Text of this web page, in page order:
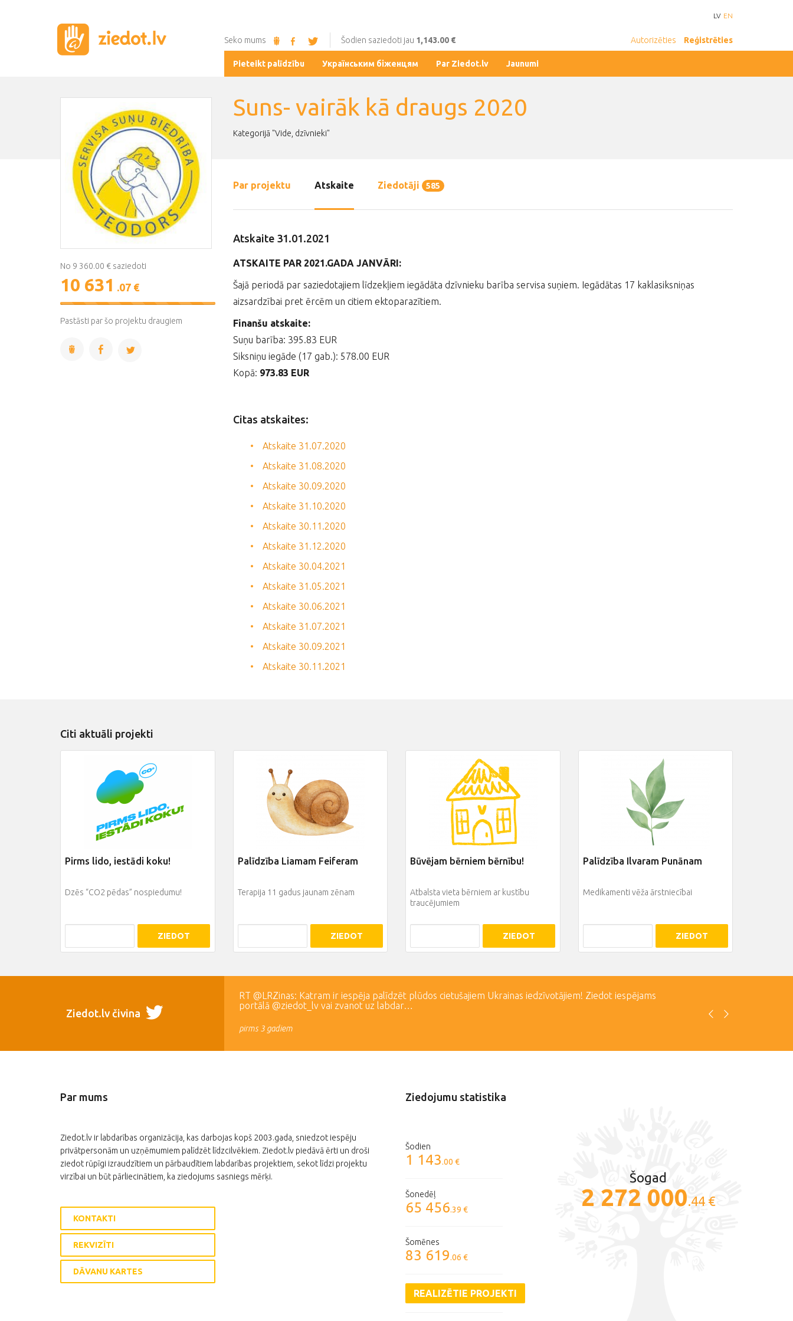
LV EN
Seko mums Šodien saziedoti jau 1,143.00 € Autorizēties Reģistrēties
Pieteikt palīdzību Українським біженцям Par Ziedot.lv Jaunumi
Suns- vairāk kā draugs 2020
Kategorijā "Vide, dzīvnieki"
No 9 360.00 € saziedoti
10 631 .07 €
114%
Complete
Pastāsti par šo projektu draugiem
Par projektu Atskaite Ziedotāji 585
Atskaite 31.01.2021
ATSKAITE PAR 2021.GADA JANVĀRI:
Šajā periodā par saziedotajiem līdzekļiem iegādāta dzīvnieku barība servisa suņiem. Iegādātas 17 kaklasiksniņas
aizsardzībai pret ērcēm un citiem ektoparazītiem.
Finanšu atskaite:
Suņu barība: 395.83 EUR
Siksniņu iegāde (17 gab.): 578.00 EUR
Kopā: 973.83 EUR
Citas atskaites:
Atskaite 31.07.2020
Atskaite 31.08.2020
Atskaite 30.09.2020
Atskaite 31.10.2020
Atskaite 30.11.2020
Atskaite 31.12.2020
Atskaite 30.04.2021
Atskaite 31.05.2021
Atskaite 30.06.2021
Atskaite 31.07.2021
Atskaite 30.09.2021
Atskaite 30.11.2021
Citi aktuāli projekti
Pirms lido, iestādi koku!
Dzēs “CO2 pēdas” nospiedumu!
ZIEDOT
Palīdzība Liamam Feiferam
Terapija 11 gadus jaunam zēnam
ZIEDOT
Būvējam bērniem bērnību!
Atbalsta vieta bērniem ar kustību
traucējumiem
ZIEDOT
Palīdzība Ilvaram Punānam
Medikamenti vēža ārstniecībai
ZIEDOT
Ziedot.lv čivina
RT @LRZinas: Katram ir iespēja palīdzēt plūdos cietušajiem Ukrainas iedzīvotājiem! Ziedot iespējams
portālā @ziedot_lv vai zvanot uz labdar…
pirms 3 gadiem
Par mums
Ziedot.lv ir labdarības organizācija, kas darbojas kopš 2003.gada, sniedzot iespēju
privātpersonām un uzņēmumiem palīdzēt līdzcilvēkiem. Ziedot.lv piedāvā ērti un droši
ziedot rūpīgi izraudzītiem un pārbaudītiem labdarības projektiem, sekot līdzi projektu
virzībai un būt pārliecinātiem, ka ziedojums sasniegs mērķi.
KONTAKTI
REKVIZĪTI
DĀVANU KARTES
Ziedojumu statistika
Šodien
1 143.00 €
Šonedēļ
65 456.39 €
Šomēnes
83 619.06 €
REALIZĒTIE PROJEKTI
Šogad
2 272 000.44 €